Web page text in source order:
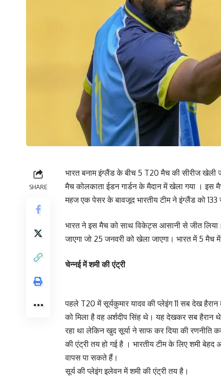
SHARE
भारत बनाम इंग्लैंड के बीच 5 T20 मैच की सीरीज खेली
मैच कोलकाता ईडन गार्डन के मैदान में खेला गया । इस
महज एक पेसर के बावजूद भारतीय टीम ने इंग्लैंड को
भारत ने इस मैच को साथ विकेट्स आसानी से जीत
जाएगा जो 25 जनवरी को खेला जाएगा। भारत में 5
चेन्नई में शमी की एंट्री
पहले T20 में सूर्यकुमार यादव की प्लेइंग 11 सब देख
को मिला है वह अर्शदीप सिंह थे। यह देखकर सब हैरान
रहा था लेकिन खुद सूर्या ने साफ कर दिया की
की एंट्री तय हो गई है । भारतीय टीम के लिए शमी
वापस पा सकते हैं।
सूर्य की प्लेइंग इलेवन में शमी की एंट्री तय है।